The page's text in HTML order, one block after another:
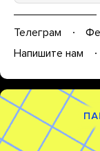
Телеграм
Напишите нам